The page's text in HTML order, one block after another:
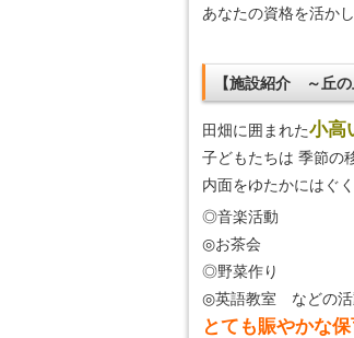
あなたの資格を活か
【施設紹介 ～丘の
田畑に囲まれた小高
子どもたちは 季節の
内面をゆたかにはぐ
◎音楽活動
◎お茶会
◎野菜作り
◎英語教室 などの活
とても賑やかな保